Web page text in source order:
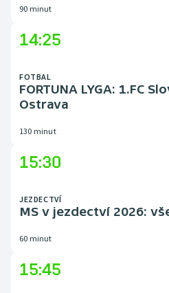
90 minut
14:25
FOTBAL
FORTUNA LYGA: 1.FC
Ostrava
130 minut
15:30
JEZDECTVÍ
MS v jezdectví 2026:
60 minut
15:45